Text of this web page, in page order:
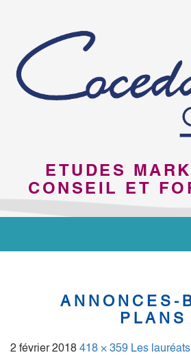
ETUDES
CONSEIL ET
ANNONCES-
PLANS
2 février 2018 418 × 359 Les